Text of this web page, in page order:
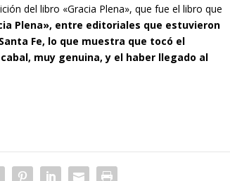
del libro «Gracia Plena», que fue el libro que
Plena», entre editoriales que estuvieron
Fe, lo que muestra que tocó el
muy genuina, y el haber llegado al